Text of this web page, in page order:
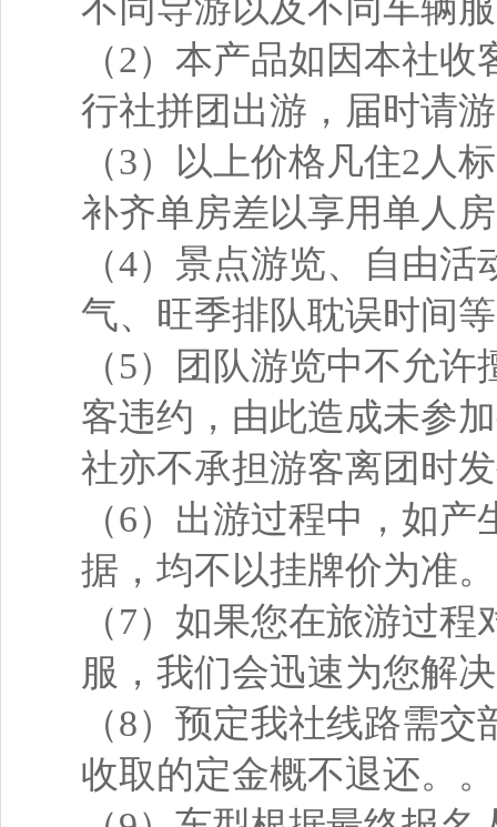
不同导游以及不同车辆
（2）本产品如因本社
行社拼团出游，届时请
（3）以上价格凡住2人
补齐单房差以享用单人
（4）景点游览、自由
气、旺季排队耽误时间
（5）团队游览中不允
客违约，由此造成未参
社亦不承担游客离团时
（6）出游过程中，如
据，均不以挂牌价为准。
（7）如果您在旅游过
服，我们会迅速为您解
（8）预定我社线路需
收取的定金概不退还。。